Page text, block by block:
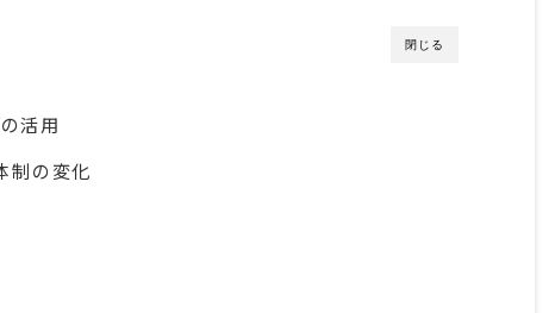
閉じる
活用
制の変化